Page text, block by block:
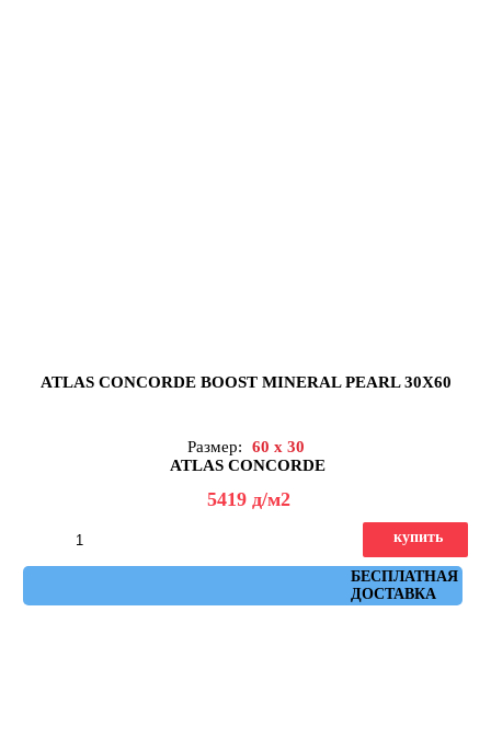
ATLAS CONCORDE BOOST MINERAL PEARL 30X60
Размер:
60 x 30
ATLAS CONCORDE
5419 д/м2
БЕСПЛАТНАЯ
ДОСТАВКА
купить